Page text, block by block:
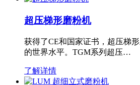
超压梯形磨粉机
获得了CE和国家证书，超压梯
的世界水平。TGM系列超压…
了解详情